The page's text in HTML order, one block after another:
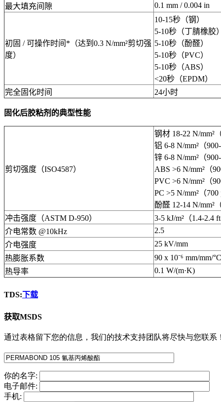
最大填充间隙 0.1 mm / 0.004 in
初固 / 可操作时间*（达到0.3 N/mm²剪切强
度）
10-15秒（钢）
5-10秒（丁腈橡胶
5-10秒（酚醛）
5-10秒（PVC）
5-10秒（ABS）
<20秒（EPDM）
完全固化时间
24小时
固化后胶粘剂的典型性能
剪切强度（ISO4587）
钢材 18-22 N/mm²
铝 6-8 N/mm²（
锌 6-8 N/mm²（
ABS >6 N/mm²（
PVC >6 N/mm²（
PC >5 N/mm²（
酚醛 12-14 N/mm²
冲击强度（ASTM D-950）
3-5 kJ/m²（1.4-2.4
介电常数 @10kHz
2.5
介电强度
25 kV/mm
热膨胀系数
90 x 10⁻⁶ mm/mm/°C
热导率
0.1 W/(m·K)
TDS:下载
获取MSDS
通过表格留下您的信息，我们的技术支持团队将尽快与您联系
你的名字:
电子邮件:
手机: